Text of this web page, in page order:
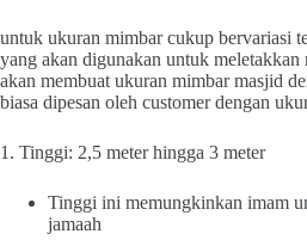
untuk ukuran mimbar cukup bervariasi
yang akan digunakan untuk
akan membuat ukuran mimbar masjid
biasa dipesan oleh customer dengan
1. Tinggi: 2,5 meter hingga 3 meter
Tinggi ini memungkinkan imam
jamaah